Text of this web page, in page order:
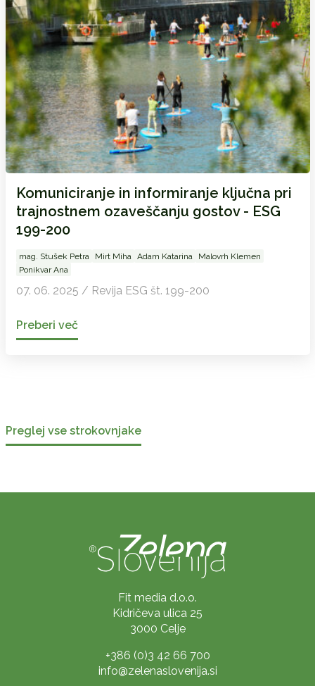
Komuniciranje in informiranje ključna pri
trajnostnem ozaveščanju gostov - ESG
199-200
mag. Stušek Petra Mirt Miha Adam Katarina
Malovrh Klemen
Ponikvar Ana
07. 06. 2025 / Revija ESG št. 199-200
Preberi več
Preglej vse strokovnjake
Fit media d.o.o.
Kidričeva ulica 25
3000 Celje
+386 (0)3 42 66 700
info@zelenaslovenija.si